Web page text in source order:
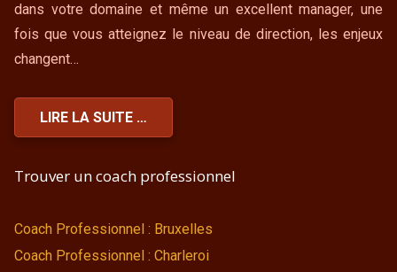
dans votre domaine et même un excellent manager, une
fois que vous atteignez le niveau de direction, les enjeux
changent…
LIRE LA SUITE …
Trouver un coach professionnel
Coach Professionnel : Bruxelles
Coach Professionnel : Charleroi